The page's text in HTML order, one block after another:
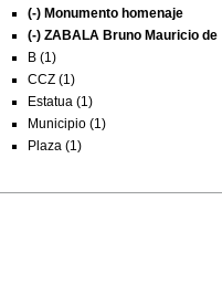
(-) Monumento homenaje
(-) ZABALA Bruno Mauricio de
B (1)
CCZ (1)
Estatua (1)
Municipio (1)
Plaza (1)